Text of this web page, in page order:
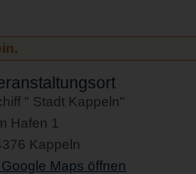
" Stadt Kappeln"
Hafen 1
Kappeln
Maps öffnen